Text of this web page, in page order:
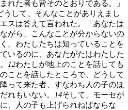
れた者も皆そのとおりである。」
うして、そんなことがありえまし
スは答えて言われた。「あなたは
がら、こんなことが分からないの
。わたしたちは知っていることを
いるのに、あなたがたはわたした
12わたしが地上のことを話しても
ことを話したところで、どうして
って来た者、すなわち人の子のほ
れもいない。 14そして、モーセが
、人の子も上げられねばならな